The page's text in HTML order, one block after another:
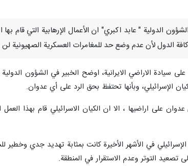
في الشؤون الدولية " عابد اكبري" ان الأعمال الإرهابية التي
الدول لأن عدم وضع حد للمغامرات العسكرية الصهيونية لن
سيادة الاراضي الايرانية، اوضح الخبير في الشؤون
الإسرائيلي، وبأنها تحتفظ بحق الرد على أي عدوان.
على اراضيها ، الا ان الكيان الاسرائيلي قام بهذا
الإسرائيلي في الأشهر الأخيرة كانت بمثابة تهديد جدي
تصعيد التوتر وعدم الاستقرار في المنطقة.